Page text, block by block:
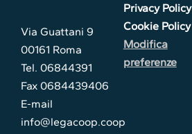
Via Guattani 9
00161 Roma
Tel. 06844391
Fax 0684439406
E-mail
info@legacoop.coop
Privacy Policy
Cookie Policy
Modifica
preferenze